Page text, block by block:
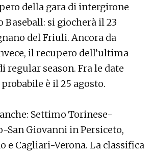
della gara di intergirone
Baseball: si giocherà il 23
del Friuli. Ancora da
il recupero dell’ultima
regular season. Fra le date
è il 25 agosto.
Settimo Torinese-
San Giovanni in Persiceto,
e Cagliari-Verona. La classifica